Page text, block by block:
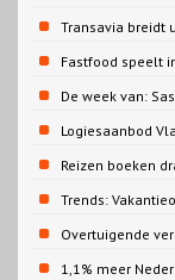
Transavia breidt
naar Porto
Fastfood speelt
De week van:
Logiesaanbod
slaapplaatsen
Reizen boeken
contentbron
Trends:
Overtuigende
1,1% meer